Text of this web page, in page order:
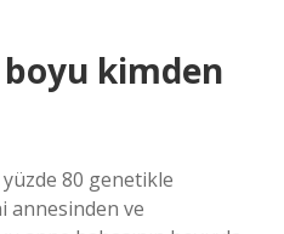
kimden
80 genetikle
annesinden ve